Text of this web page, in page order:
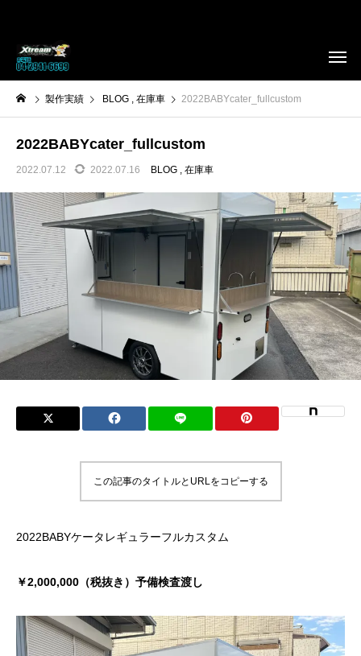
製作実績 BLOG 在庫車 2022BABYcater_fullcustom
2022BABYcater_fullcustom
2022.07.12 2022.07.16 BLOG 在庫車
この記事のタイトルとURLをコピーする
2022BABYケータレギュラーフルカスタム
￥2,000,000（税抜き）予備検査渡し